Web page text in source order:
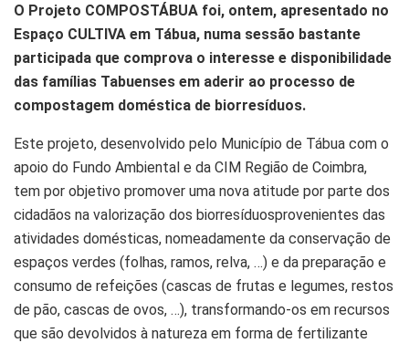
O Projeto COMPOSTÁBUA foi, ontem, apresentado no
Espaço CULTIVA em Tábua, numa sessão bastante
participada que comprova o interesse e disponibilidade
das famílias Tabuenses em aderir ao processo de
compostagem doméstica de biorresíduos.
Este projeto, desenvolvido pelo Município de Tábua com o
apoio do Fundo Ambiental e da CIM Região de Coimbra,
tem por objetivo promover uma nova atitude por parte dos
cidadãos na valorização dos biorresíduosprovenientes das
atividades domésticas, nomeadamente da conservação de
espaços verdes (folhas, ramos, relva, …) e da preparação e
consumo de refeições (cascas de frutas e legumes, restos
de pão, cascas de ovos, …), transformando-os em recursos
que são devolvidos à natureza em forma de fertilizante